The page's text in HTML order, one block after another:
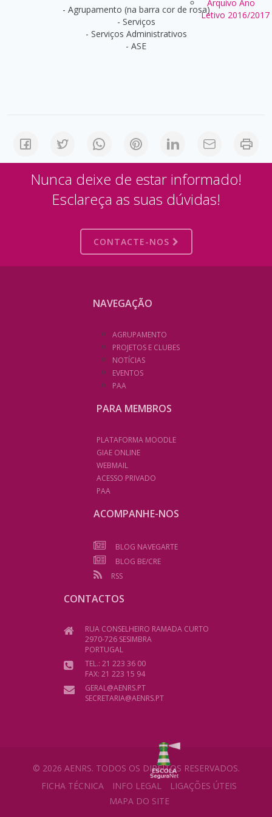
Arquivo Ano
Letivo 2016/2017
- Agrupamento (na barra cor de rosa)
- Serviços
- Serviços Administrativos
- ASE
Nunca deixe de estar informado!
Esclareça as suas dúvidas!
CONTACTE-NOS
NAVEGAÇÃO
AGRUPAMENTO
PROJETOS E CLUBES
NOTÍCIAS
EVENTOS
PAA
PARA MEMBROS
PLATAFORMA MOODLE
GIAE ONLINE
WEBMAIL
ACESSO PRIVADO
PAA
ACOMPANHE-NOS
BLOG NAVEGARTE
BLOG BE/CRE
RSS
CONTACTOS
RUA CONSELHEIRO RAMADA CURTO
2970-726 SESIMBRA
PORTUGAL
TEL.: 21 223 36 00
FAX: 21 223 15 94
GERAL@AENRS.PT
SECRETARIA@AENRS.PT
© 2026 AENRS. TODOS OS DIREITOS RESERVADOS.
FICHA TÉCNICA
INFO LEGAL
LIGAÇÕES ÚTEIS
MAPA DO SITE